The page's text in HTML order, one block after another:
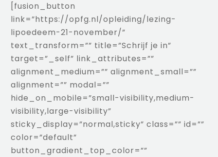
[fusion_button
link=”https://opfg.nl/opleiding/lezing-
lipoedeem-21-november/”
text_transform=”” title=”Schrijf je in”
target=”_self” link_attributes=””
alignment_medium=”” alignment_small=””
alignment=”” modal=””
hide_on_mobile=”small-visibility,medium-
visibility,large-visibility”
sticky_display=”normal,sticky” class=”” id=””
color=”default”
button_gradient_top_color=””